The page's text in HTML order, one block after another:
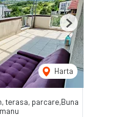
Harta
Next
terasa, parcare,Buna